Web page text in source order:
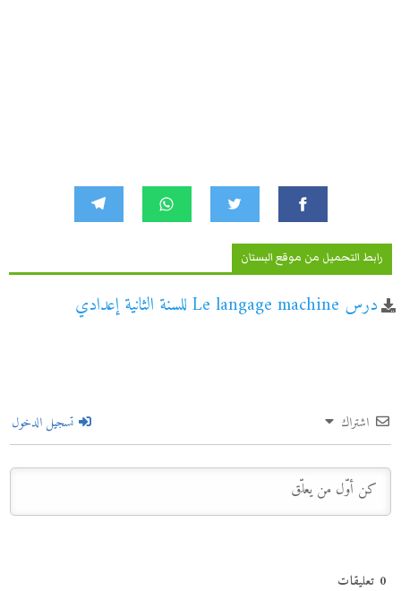
رابط التحميل من موقع البستان
درس Le langage machine للسنة الثانية إعدادي
اشتراك تسجيل الدخول
0 تعليقات